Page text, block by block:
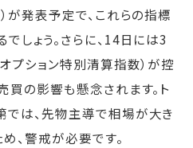
が発表予定で、これらの指標
しょう。さらに、14日には3
プション特別清算指数）が控
買の影響も懸念されます。ト
は、先物主導で相場が大き
、警戒が必要です。